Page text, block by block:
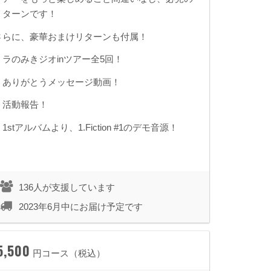
ターンです！
らに、豪華おまけリターンも付属！
ラのみきジオinツアー全5回！
ありがとうメッセージ動画！
活動報告！
1stアルバムより、1.Fiction #1のデモ音源！
136人が支援しています
2023年6月中にお届け予定です
円コース（税込）